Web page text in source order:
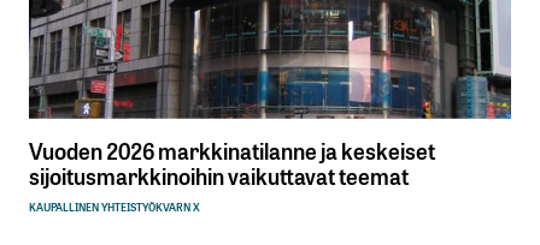
Vuoden 2026 markkinatilanne ja keskeiset
sijoitusmarkkinoihin vaikuttavat teemat
KAUPALLINEN YHTEISTYÖKVARN X